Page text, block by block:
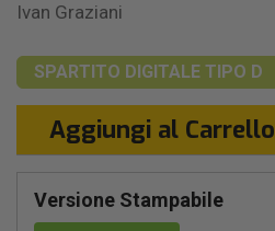
Ivan Graziani
SPARTITO DIGITALE TIPO D
Aggiungi al Carrello
Versione Stampabile